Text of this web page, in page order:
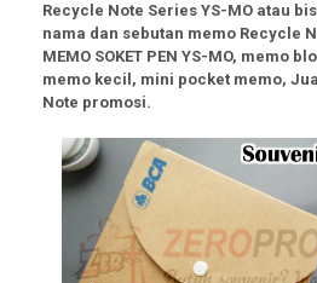
Recycle Note Series YS-MO atau
nama dan sebutan memo Recycle
MEMO SOKET PEN YS-MO, memo
memo kecil, mini pocket memo,
Note promosi.